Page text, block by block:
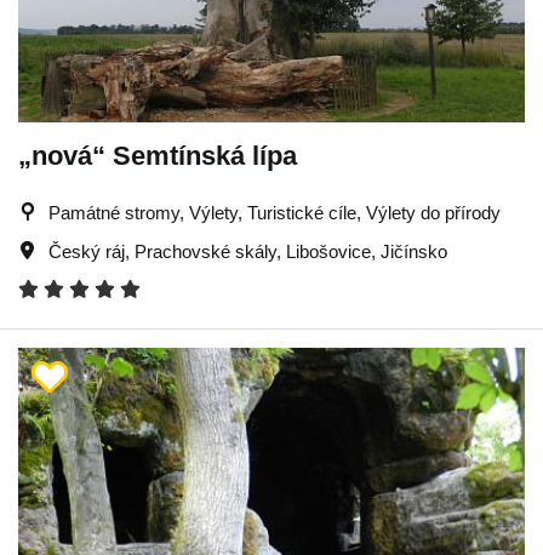
„nová“ Semtínská lípa
Památné stromy, Výlety, Turistické cíle, Výlety do přírody
Český ráj, Prachovské skály, Libošovice, Jičínsko